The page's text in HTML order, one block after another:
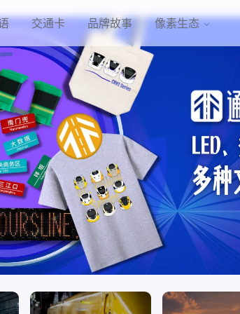
交通卡 品牌故事 像素生态